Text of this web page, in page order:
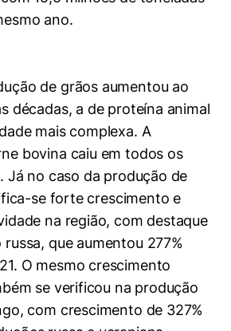
ano.
de grãos aumentou ao
décadas, a de proteína animal
mais complexa. A
bovina caiu em todos os
Já no caso da produção de
se forte crescimento e
na região, com destaque
que aumentou 277%
O mesmo crescimento
se verificou na produção
com crescimento de 327%